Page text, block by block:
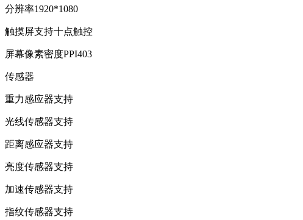
分辨率1920*1080
触摸屏支持十点触控
屏幕像素密度PPI403
传感器
重力感应器支持
光线传感器支持
距离感应器支持
亮度传感器支持
加速传感器支持
指纹传感器支持